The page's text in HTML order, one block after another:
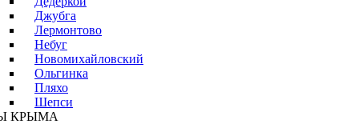
Джубга
Лермонтово
Небуг
Новомихайловский
Ольгинка
Пляхо
Шепси
КРЫМА